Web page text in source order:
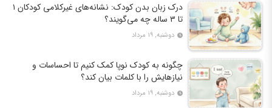
درک زبان بدن کودک: نشانه‌های غیرکلامی کودکان ۱
تا ۳ ساله چه می‌گویند؟
دوشنبه, ۱۹ مرداد
چگونه به کودک نوپا کمک کنیم تا احساسات و
نیازهایش را با کلمات بیان کند؟
دوشنبه, ۱۹ مرداد